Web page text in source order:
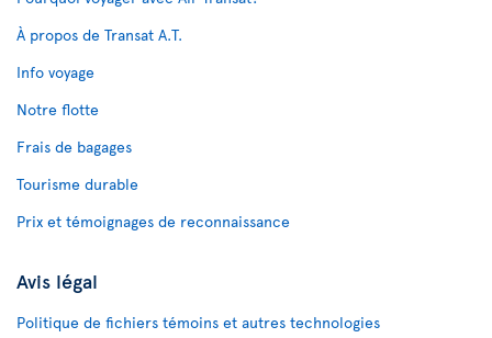
À propos de Transat A.T.
Info voyage
Notre flotte
Frais de bagages
Tourisme durable
Prix et témoignages de reconnaissance
Avis légal
Politique de fichiers témoins et autres technologies